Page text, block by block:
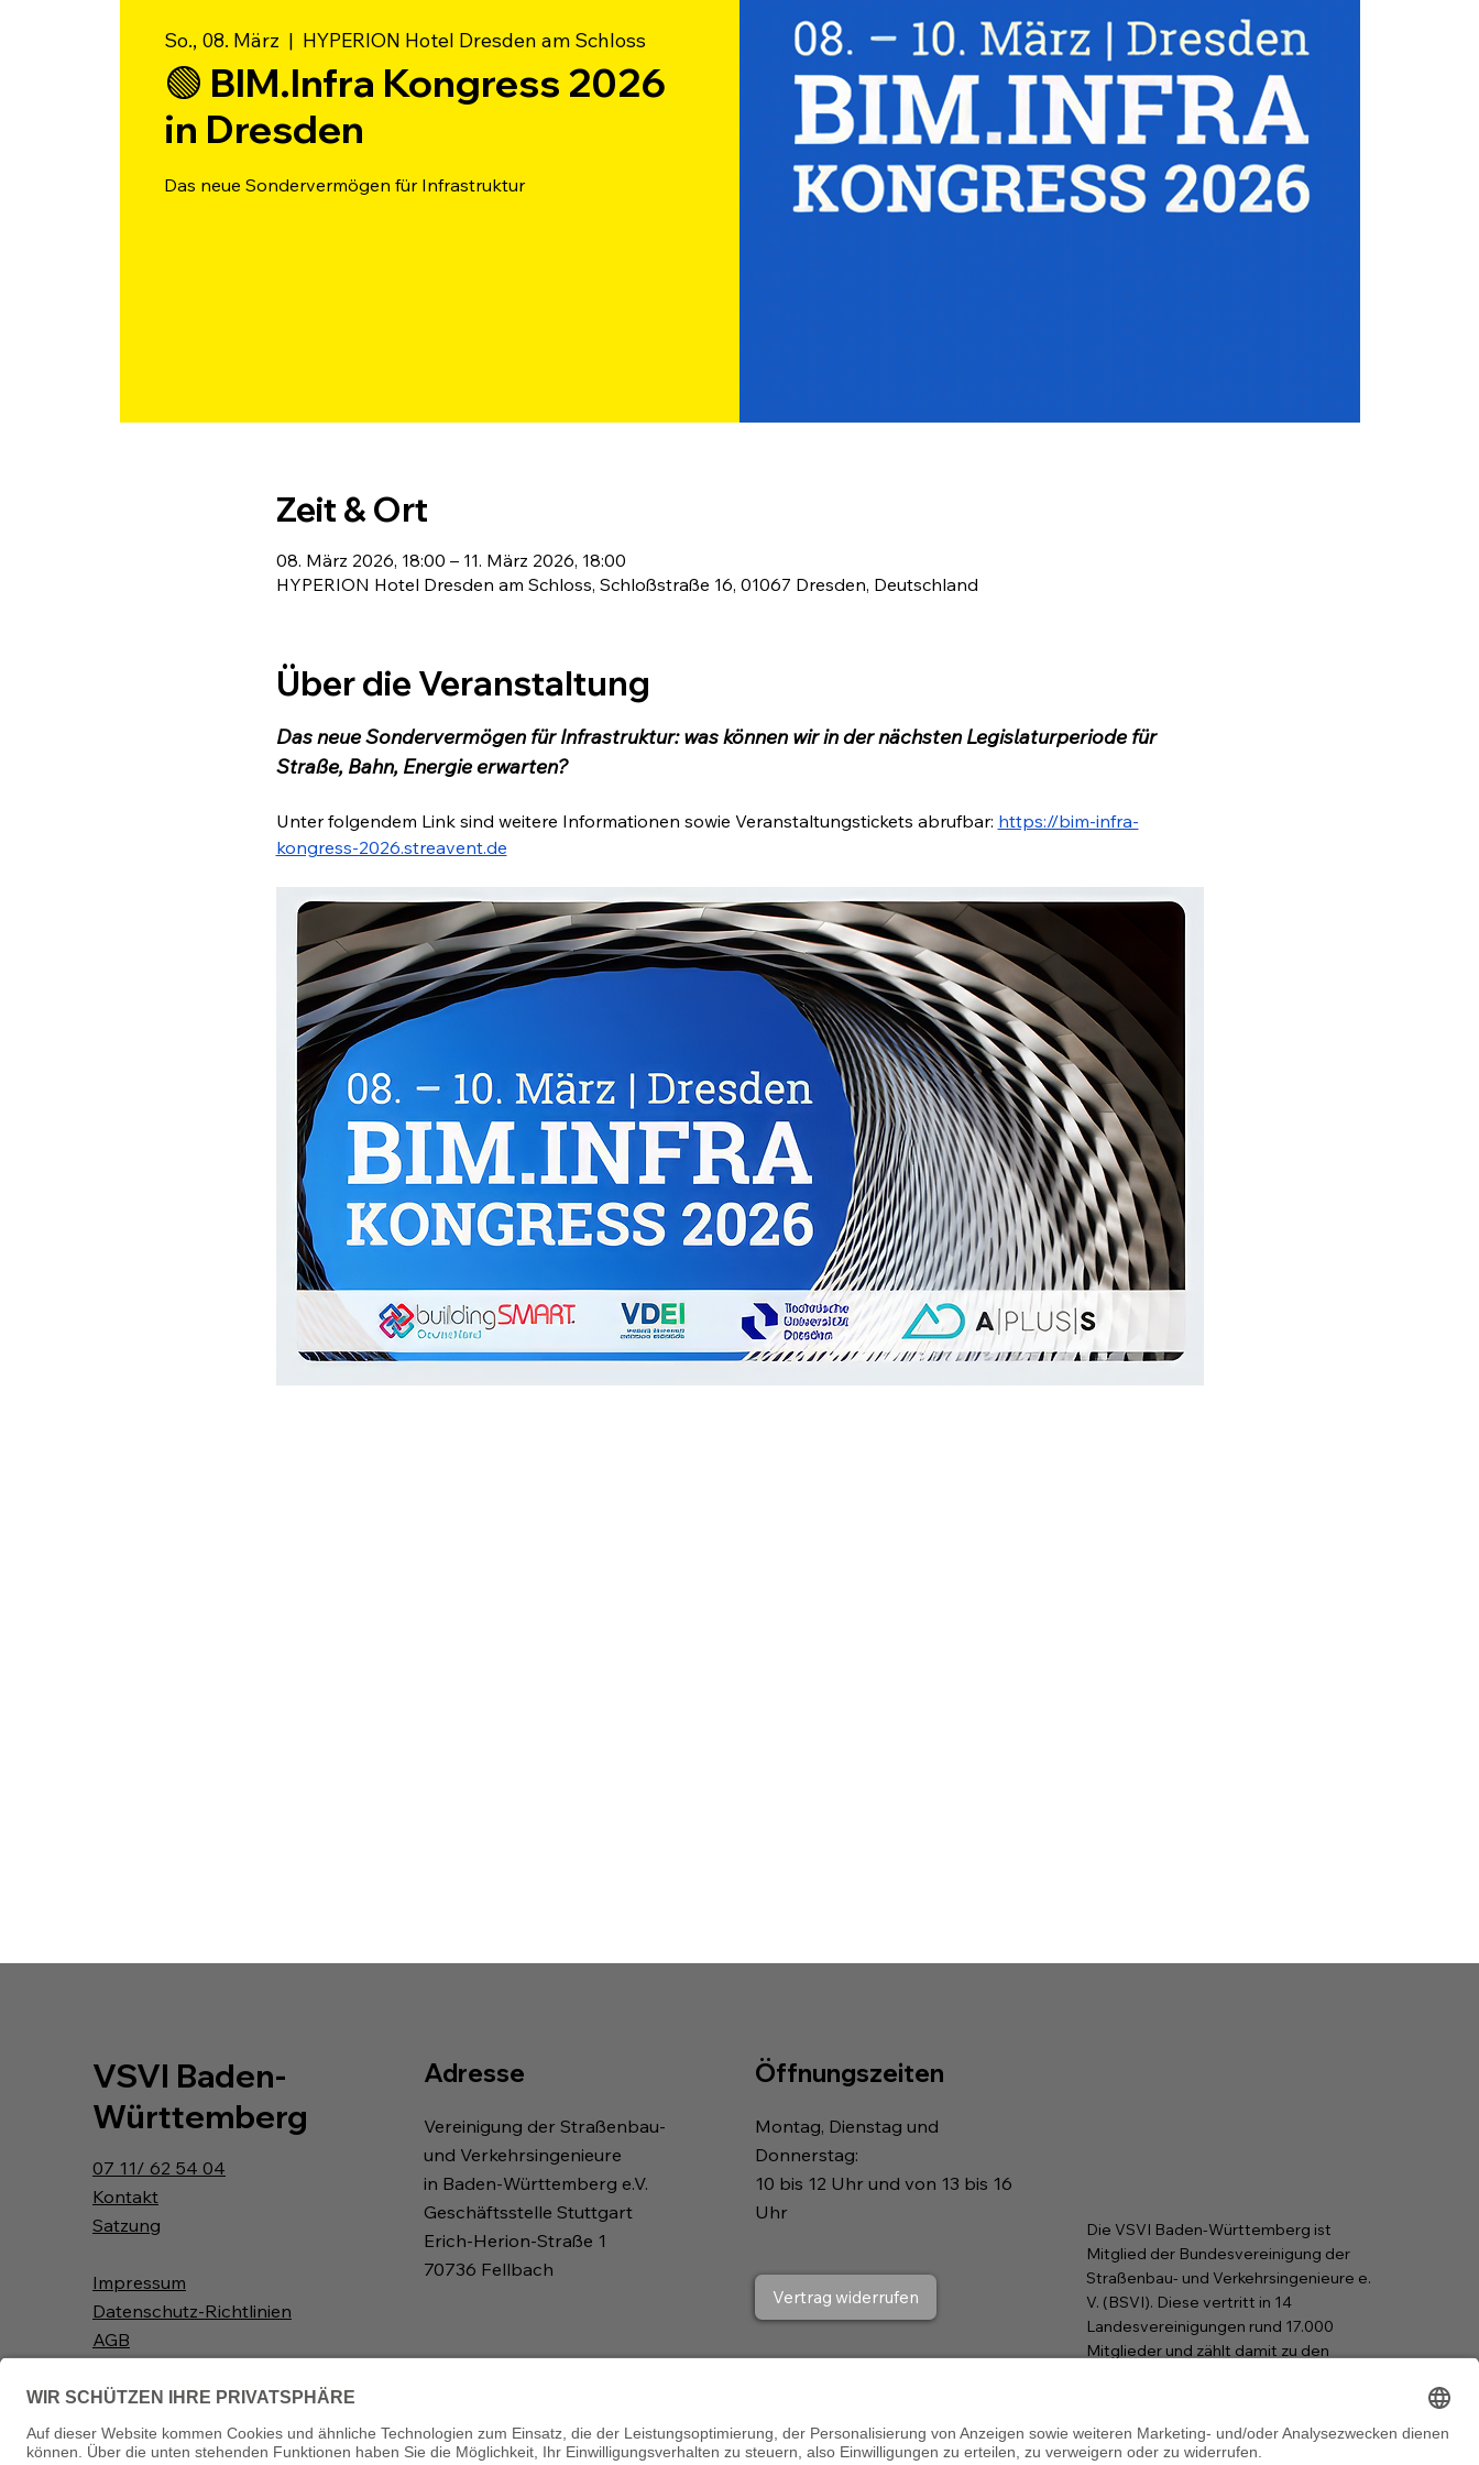
VSVI Baden-
Württemberg
07 11/ 62 54 04
Kontakt
Satzung
Impressum
Datenschutz-Richtlinien
AGB
Downloads
Adresse
Vereinigung der Straßenbau-
und Verkehrsingenieure
in Baden-Württemberg e.V.
Geschäftsstelle Stuttgart
Erich-Herion-Straße 1
70736 Fellbach
Öffnungszeiten
Montag, Dienstag und
Donnerstag:
10 bis 12 Uhr und von 13 bis 16
Uhr
Vertrag widerrufen
Die VSVI Baden-Württemberg ist
Mitglied der Bundesvereinigung der
Straßenbau- und Verkehrsingenieure e.
V. (BSVI). Diese vertritt in 14
Landesvereinigungen rund 17.000
Mitglieder und zählt damit zu den
So., 08. März
  |
HYPERION Hotel Dresden am Schloss
🟢 BIM.Infra Kongress 2026
in Dresden
Das neue Sondervermögen für Infrastruktur
Zeit & Ort
08. März 2026, 18:00 – 11. März 2026, 18:00
HYPERION Hotel Dresden am Schloss, Schloßstraße 16, 01067 Dresden, Deutschland
Über die Veranstaltung
Das neue Sondervermögen für Infrastruktur: was können wir in der nächsten Legislaturperiode für
Straße, Bahn, Energie erwarten?
Unter folgendem Link sind weitere Informationen sowie Veranstaltungstickets abrufbar: https://bim-infra-
kongress-2026.streavent.de